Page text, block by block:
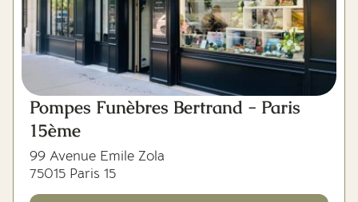
Pompes Funèbres Bertrand - Paris
15ème
99 Avenue Emile Zola
75015 Paris 15